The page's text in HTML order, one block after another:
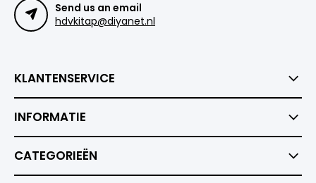
Send us an email
hdvkitap@diyanet.nl
KLANTENSERVICE
INFORMATIE
CATEGORIEËN